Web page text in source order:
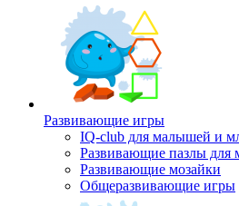
Развивающие игры
IQ-club для малышей и
Развивающие пазлы для
Развивающие мозайки
Общеразвивающие игры